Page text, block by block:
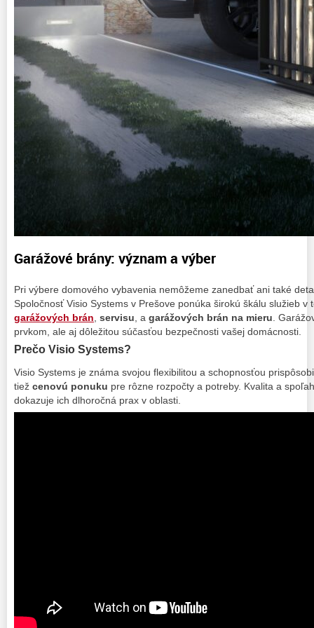
Garážové brány: význam a výber
Pri výbere domového vybavenia nemôžeme zanedbať ani také
Spoločnosť Visio Systems v Prešove ponúka širokú škálu služieb
garážových brán servisu , a garážových brán na mieru .
prvkom, ale aj dôležitou súčasťou bezpečnosti vašej domácnosti.
Prečo Visio Systems?
Visio Systems je známa svojou flexibilitou a schopnosťou
tiež cenovú ponuku pre rôzne rozpočty a potreby. Kvalita a
dokazuje ich dlhoročná prax v oblasti.